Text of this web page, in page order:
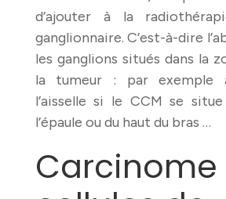
d’ajouter à la
ganglionnaire. C’est-à-dire
les ganglions situés dans la
la tumeur : par exemple
l’aisselle si le CCM se
l’épaule ou du haut du bras …
Carcinome